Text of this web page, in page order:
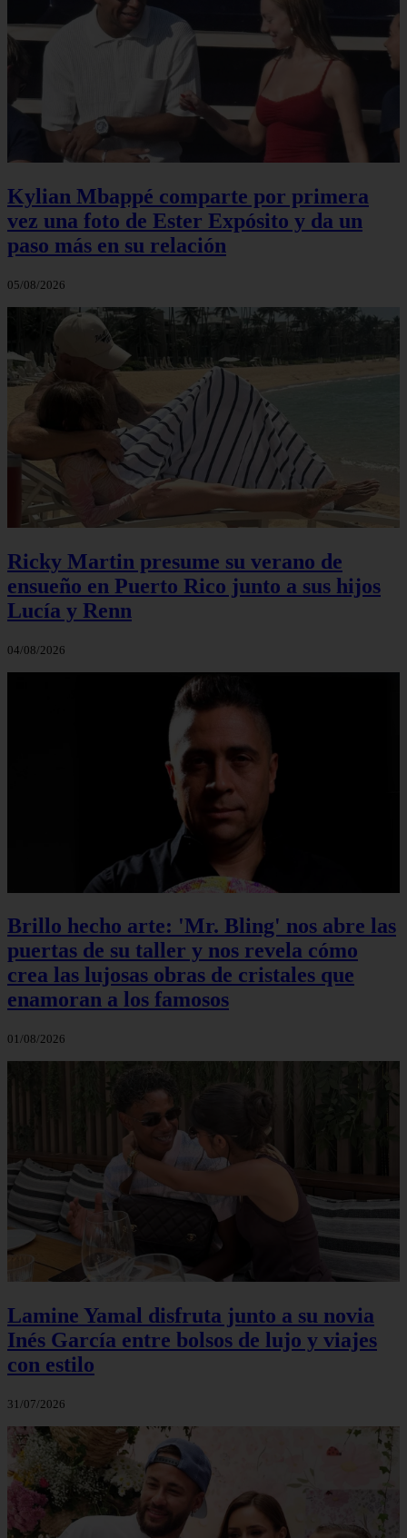
Kylian Mbappé comparte por primera
vez una foto de Ester Expósito y da un
paso más en su relación
05/08/2026
Ricky Martin presume su verano de
ensueño en Puerto Rico junto a sus hijos
Lucía y Renn
04/08/2026
Brillo hecho arte: 'Mr. Bling' nos abre las
puertas de su taller y nos revela cómo
crea las lujosas obras de cristales que
enamoran a los famosos
01/08/2026
Lamine Yamal disfruta junto a su novia
Inés García entre bolsos de lujo y viajes
con estilo
31/07/2026